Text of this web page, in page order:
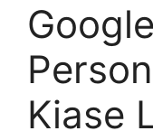
Kiase